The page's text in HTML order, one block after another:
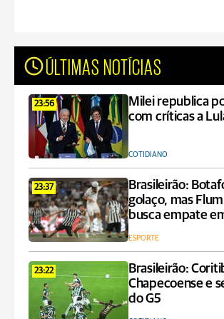
ÚLTIMAS NOTÍCIAS
23:56
Milei republica
com críticas a
COTIDIANO
23:37
Brasileirão:
golaço, mas
busca empate
ESPORTE
23:22
Brasileirão:
Chapecoense e
do G5